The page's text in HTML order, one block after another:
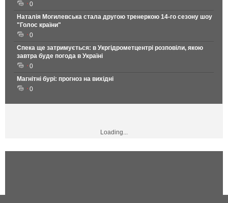
0
Наталія Могилевська стала другою тренеркою 14-го сезону шоу
"Голос країни"
0
Спека ще затримується: в Укргідрометцентрі розповіли, якою
завтра буде погода в Україні
0
Магнітні бурі: прогноз на вихідні
0
Loading...